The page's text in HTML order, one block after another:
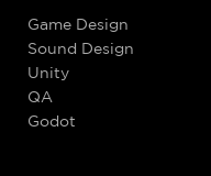
Game Design
Sound Design
Unity
QA
Godot